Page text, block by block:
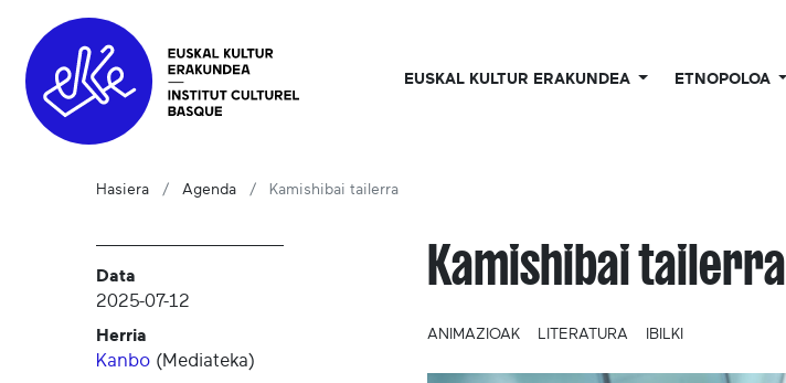
EUSKAL KULTUR ERAKUNDEA ETNOPOLOA
Hasiera Agenda Kamishibai tailerra
Data
2025-07-12
Herria
Kanbo (Mediateka)
Kamishibai tailerra
ANIMAZIOAK LITERATURA IBILKI